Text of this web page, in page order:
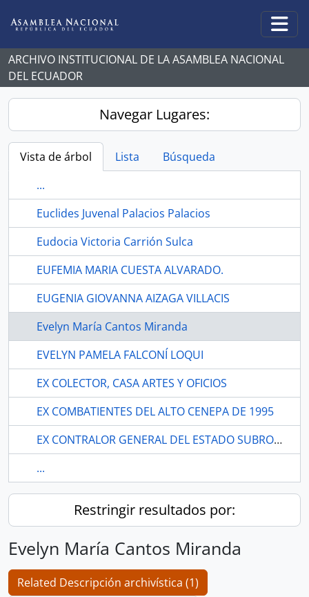
ARCHIVO INSTITUCIONAL DE LA ASAMBLEA NACIONAL
DEL ECUADOR
Navegar Lugares:
Vista de árbol Lista
Búsqueda
...
Euclides Juvenal Palacios Palacios
Eudocia Victoria Carrión Sulca
EUFEMIA MARIA CUESTA ALVARADO.
EUGENIA GIOVANNA AIZAGA VILLACIS
Evelyn María Cantos Miranda
EVELYN PAMELA FALCONÍ LOQUI
EX COLECTOR, CASA ARTES Y OFICIOS
EX COMBATIENTES DEL ALTO CENEPA DE 1995
EX CONTRALOR GENERAL DEL ESTADO SUBROGANTE PABLO CELI DE LA TORRE.
...
Restringir resultados por:
Evelyn María Cantos Miranda
Related Descripción archivística (1)